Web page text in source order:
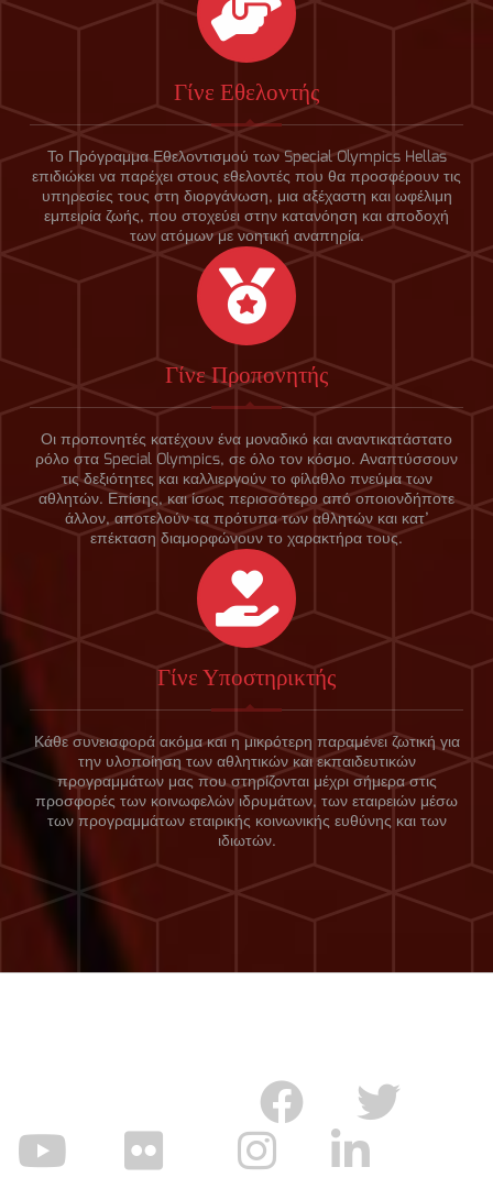
Γίνε Εθελοντής
Το Πρόγραμμα Εθελοντισμού των Special Olympics Hellas
επιδιώκει να παρέχει στους εθελοντές που θα προσφέρουν τις
υπηρεσίες τους στη διοργάνωση, μια αξέχαστη και ωφέλιμη
εμπειρία ζωής, που στοχεύει στην κατανόηση και αποδοχή
των ατόμων με νοητική αναπηρία.
Γίνε Προπονητής
Οι προπονητές κατέχουν ένα μοναδικό και αναντικατάστατο
ρόλο στα Special Olympics, σε όλο τον κόσμο. Αναπτύσσουν
τις δεξιότητες και καλλιεργούν το φίλαθλο πνεύμα των
αθλητών. Επίσης, και ίσως περισσότερο από οποιονδήποτε
άλλον, αποτελούν τα πρότυπα των αθλητών και κατ’
επέκταση διαμορφώνουν το χαρακτήρα τους.
Γίνε Υποστηρικτής
Κάθε συνεισφορά ακόμα και η μικρότερη παραμένει ζωτική για
την υλοποίηση των αθλητικών και εκπαιδευτικών
προγραμμάτων μας που στηρίζονται μέχρι σήμερα στις
προσφορές των κοινωφελών ιδρυμάτων, των εταιρειών μέσω
των προγραμμάτων εταιρικής κοινωνικής ευθύνης και των
ιδιωτών.